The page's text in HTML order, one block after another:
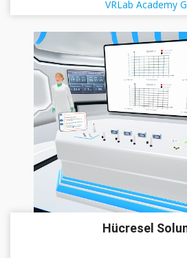
VRLab Academy
Hücresel